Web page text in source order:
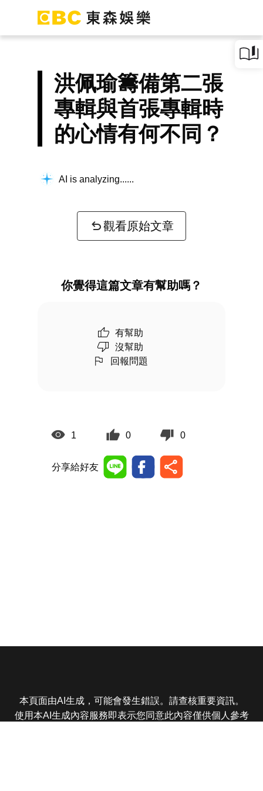
洪佩瑜籌備第二張
專輯與首張專輯時
的心情有何不同？
AI is analyzing...
觀看原始文章
你覺得這篇文章有幫助嗎？
有幫助
沒幫助
回報問題
1 0 0
分享給好友
本頁面由AI生成，可能會發生錯誤。請查核重要資訊。
使用本AI生成內容服務即表示您同意此內容僅供個人參考